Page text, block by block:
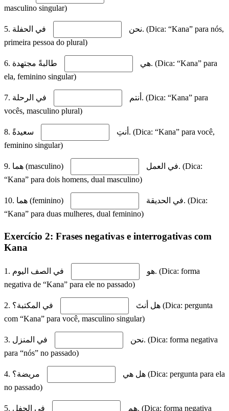
masculino singular)
5. نحن
في الحفلة. (Dica: “Kana” para nós,
primeira pessoa do plural)
6. هي
طالبةً مجتهدة. (Dica: “Kana” para
ela, feminino singular)
7. أنتم
في الرحلة. (Dica: “Kana” para
vocês, masculino plural)
8. أنتِ
سعيدةً. (Dica: “Kana” para você,
feminino singular)
9. هما (masculino)
“Kana” para dois homens, dual masculino)
10. هما (feminino)
“Kana” para duas mulheres, dual feminino)
Exercício 2: Frases negativas e interrogativas com
Kana
1. هو
في الصف اليوم. (Dica: forma
negativa de “Kana” para ele no passado)
2. هل أنتَ
في المكتبة؟ (Dica: pergunta
com “Kana” para você, masculino singular)
3. نحن
في المنزل. (Dica: forma negativa
para “nós” no passado)
4. هل هي
مريضة؟ (Dica: pergunta para ela
no passado)
5. هم
في الحفل. (Dica: forma negativa